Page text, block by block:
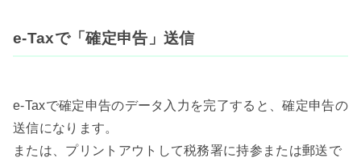
e-Taxで「確定申告」送信
e-Taxで確定申告のデータ入力を完了すると、確定申告の
送信になります。
または、プリントアウトして税務署に持参または郵送で